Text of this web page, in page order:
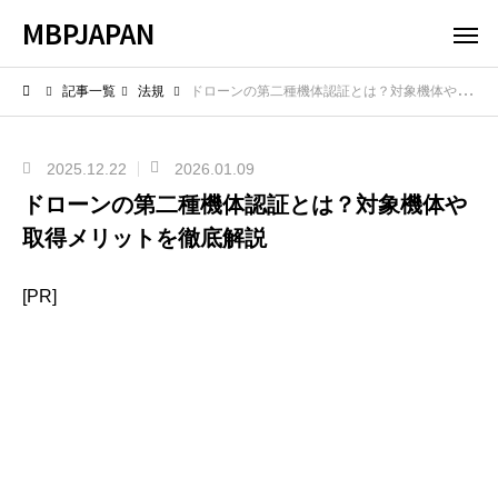
MBPJAPAN
記事一覧 法規 ドローンの第二種機体認証とは？対象機体や取得メリットを徹底解説
2025.12.22 2026.01.09
ドローンの第二種機体認証とは？対象機体や
取得メリットを徹底解説
[PR]